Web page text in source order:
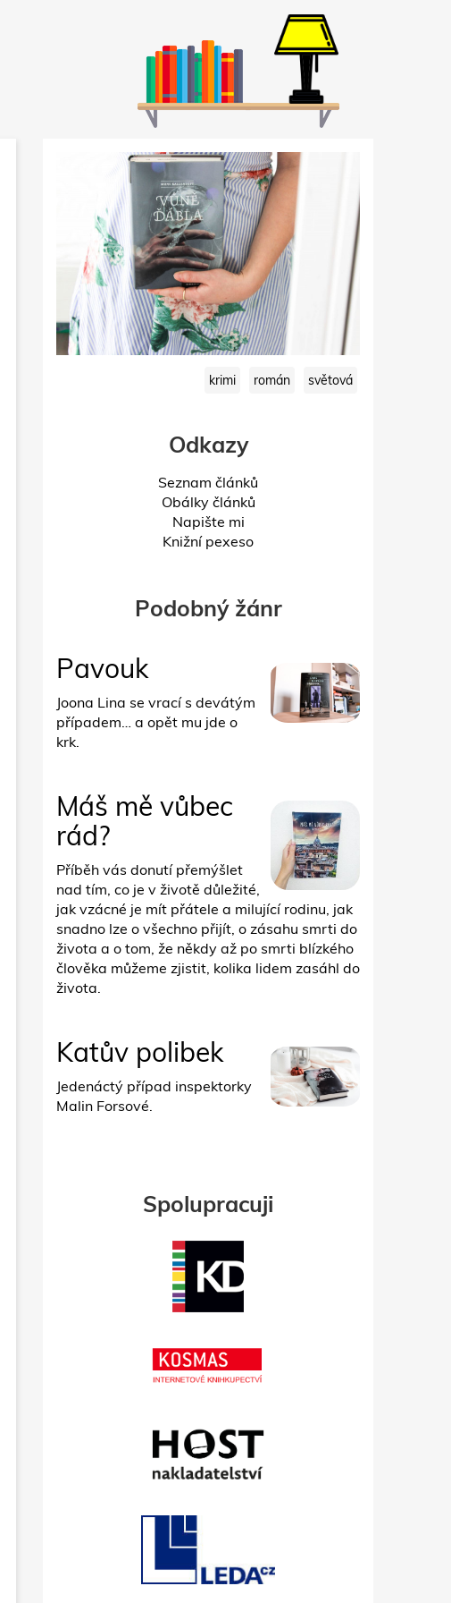
krimi román světová
Odkazy
Seznam článků
Obálky článků
Napište mi
Knižní pexeso
Podobný žánr
Pavouk
Joona Lina se vrací s devátým
případem… a opět mu jde o
krk.
Máš mě vůbec
rád?
Příběh vás donutí přemýšlet
nad tím, co je v životě důležité,
jak vzácné je mít přátele a milující rodinu, jak
snadno lze o všechno přijít, o zásahu smrti do
života a o tom, že někdy až po smrti blízkého
člověka můžeme zjistit, kolika lidem zasáhl do
života.
Katův polibek
Jedenáctý případ inspektorky
Malin Forsové.
Spolupracuji